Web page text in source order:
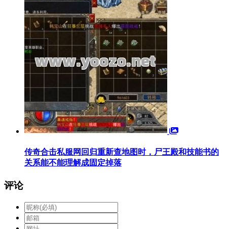
传奇合击私服网回归重新查地图时，尸王殿和技能书的
关系能不能理解成固定掉落
评论